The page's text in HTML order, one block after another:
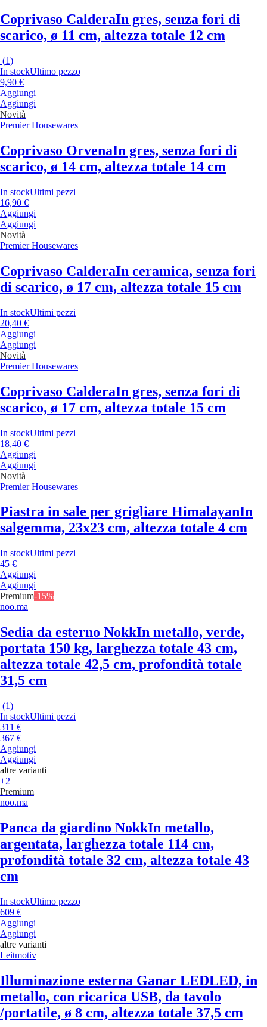
Coprivaso CalderaIn gres, senza fori di
scarico, ø 11 cm, altezza totale 12 cm
(1)
In stockUltimo pezzo
9,90 €
Aggiungi
Aggiungi
Novità
Premier Housewares
Coprivaso OrvenaIn gres, senza fori di
scarico, ø 14 cm, altezza totale 14 cm
In stockUltimi pezzi
16,90 €
Aggiungi
Aggiungi
Novità
Premier Housewares
Coprivaso CalderaIn ceramica, senza fori
di scarico, ø 17 cm, altezza totale 15 cm
In stockUltimi pezzi
20,40 €
Aggiungi
Aggiungi
Novità
Premier Housewares
Coprivaso CalderaIn gres, senza fori di
scarico, ø 17 cm, altezza totale 15 cm
In stockUltimi pezzi
18,40 €
Aggiungi
Aggiungi
Novità
Premier Housewares
Piastra in sale per grigliare HimalayanIn
salgemma, 23x23 cm, altezza totale 4 cm
In stockUltimi pezzi
45 €
Aggiungi
Aggiungi
Premium-15%
noo.ma
Sedia da esterno NokkIn metallo, verde,
portata 150 kg, larghezza totale 43 cm,
altezza totale 42,5 cm, profondità totale
31,5 cm
(1)
In stockUltimi pezzi
311 €
367 €
Aggiungi
Aggiungi
altre varianti
+2
Premium
noo.ma
Panca da giardino NokkIn metallo,
argentata, larghezza totale 114 cm,
profondità totale 32 cm, altezza totale 43
cm
In stockUltimo pezzo
609 €
Aggiungi
Aggiungi
altre varianti
Leitmotiv
Illuminazione esterna Ganar LEDLED, in
metallo, con ricarica USB, da tavolo
/portatile, ø 8 cm, altezza totale 37,5 cm